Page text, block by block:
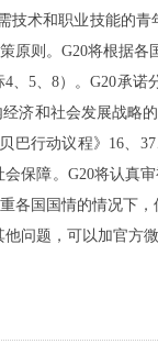
术和职业技能的
则。G20将根据
5、8）。G20承
济和社会发展战
行动议程》16、
保障。G20将认
国国情的情况下
他问题，可以加官方